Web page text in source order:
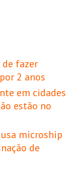
de fazer
2 anos
em cidades
estão no
microship
de